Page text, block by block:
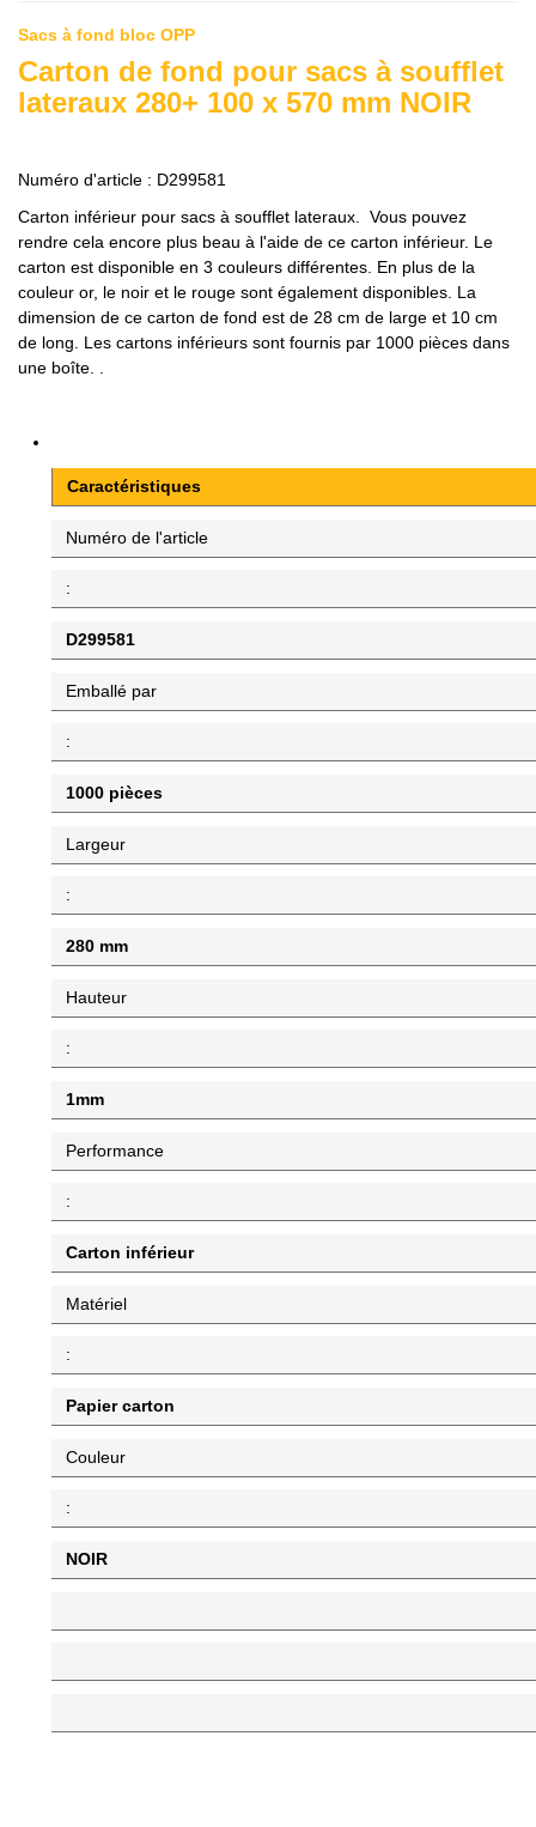
Sacs à fond bloc OPP
Carton de fond pour sacs à soufflet
lateraux 280+ 100 x 570 mm NOIR
Numéro d'article : D299581
Carton inférieur pour sacs à soufflet lateraux. Vous pouvez
rendre cela encore plus beau à l'aide de ce carton inférieur. Le
carton est disponible en 3 couleurs différentes. En plus de la
couleur or, le noir et le rouge sont également disponibles. La
dimension de ce carton de fond est de 28 cm de large et 10 cm
de long. Les cartons inférieurs sont fournis par 1000 pièces dans
une boîte. .
Caractéristiques
Numéro de l'article
:
D299581
Emballé par
:
1000 pièces
Largeur
:
280 mm
Hauteur
:
1mm
Performance
:
Carton inférieur
Matériel
:
Papier carton
Couleur
:
NOIR